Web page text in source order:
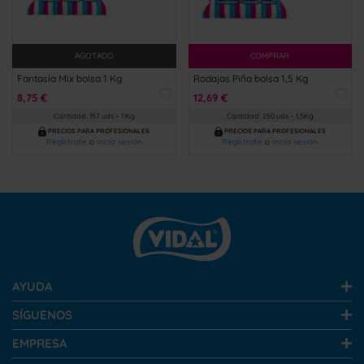
AGOTADO
Fantasía Mix bolsa 1 Kg
8,75 €
Cantidad: 157 uds – 1 Kg
PRECIOS PARA PROFESIONALES
Regístrate o inicia sesión
COMPRAR
Rodajas Piña bolsa 1,5 Kg
12,69 €
Cantidad: 250 uds – 1,5Kg
PRECIOS PARA PROFESIONALES
Regístrate o inicia sesión
AYUDA
SÍGUENOS
EMPRESA